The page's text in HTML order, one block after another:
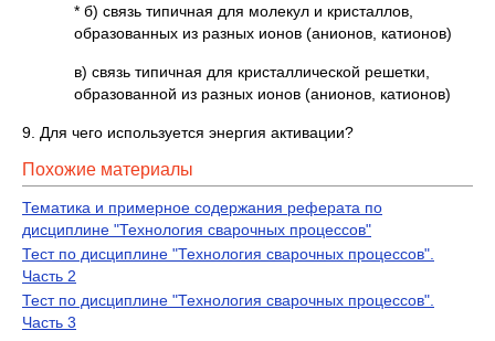
* б) связь типичная для молекул и кристаллов,
образованных из разных ионов (анионов, катионов)
в) связь типичная для кристаллической решетки,
образованной из разных ионов (анионов, катионов)
9. Для чего используется энергия активации?
Похожие материалы
Тематика и примерное содержания реферата по
дисциплине "Технология сварочных процессов"
Тест по дисциплине "Технология сварочных процессов".
Часть 2
Тест по дисциплине "Технология сварочных процессов".
Часть 3